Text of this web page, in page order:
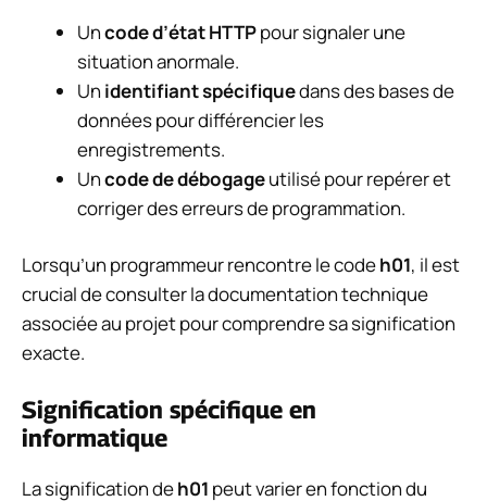
Uncode d’état HTTPpour signaler une
situation anormale.
Un identifiant spécifiquedans des bases de
données pour différencier les
enregistrements.
Uncode de débogageutilisé pour repérer et
corriger des erreurs de programmation.
Lorsqu’un programmeur rencontre le codeh01, il est
crucial de consulter la documentation technique
associée au projet pour comprendre sa signification
exacte.
Signification spécifique en
informatique
La signification deh01 peut varier en fonction du